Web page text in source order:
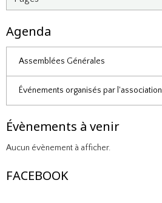
Agenda
Assemblées Générales
Événements organisés par l'association
Évènements à venir
Aucun évènement à afficher.
FACEBOOK